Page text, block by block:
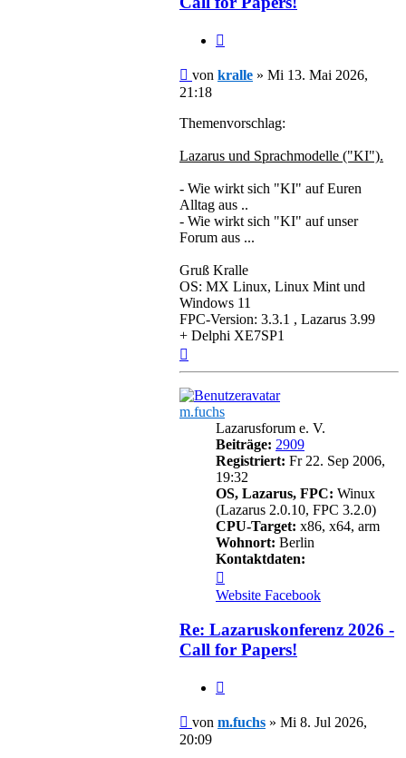
Beitrag
von kralle » Mi 13. Mai 2026,
21:18
Themenvorschlag:
Lazarus und Sprachmodelle ("KI").
- Wie wirkt sich "KI" auf Euren
Alltag aus ..
- Wie wirkt sich "KI" auf unser
Forum aus ...
Gruß Kralle
OS: MX Linux, Linux Mint und
Windows 11
FPC-Version: 3.3.1 , Lazarus 3.99
+ Delphi XE7SP1
m.fuchs
Lazarusforum e. V.
Beiträge: 2909
Registriert: Fr 22. Sep 2006,
19:32
OS, Lazarus, FPC: Winux
(Lazarus 2.0.10, FPC 3.2.0)
CPU-Target: x86, x64, arm
Wohnort: Berlin
Kontaktdaten:
von
m.fuchs
Website Facebook
Re: Lazaruskonferenz 2026 -
Call for Papers!
Beitrag
von m.fuchs » Mi 8. Jul 2026,
20:09